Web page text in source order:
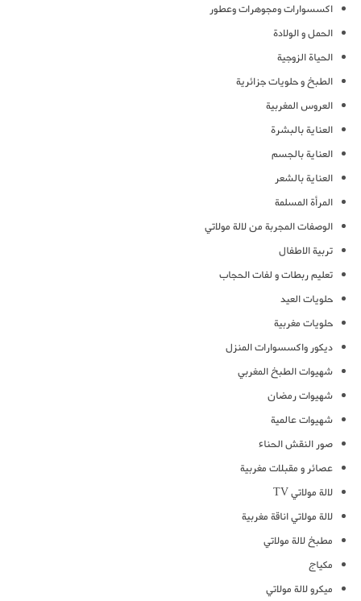
اكسسوارات ومجوهرات وعطور
الحمل و الولادة
الحياة الزوجية
الطبخ و حلويات جزائرية
العروس المغربية
العناية بالبشرة
العناية بالجسم
العناية بالشعر
المرأة المسلمة
الوصفات المجربة من لالة مولاتي
تربية الاطفال
تعليم ربطات و لفات الحجاب
حلويات العيد
حلويات مغربية
ديكور واكسسوارات المنزل
شهيوات الطبخ المغربي
شهيوات رمضان
شهيوات عالمية
صور النقش الحناء
عصائر و مقبلات مغربية
لالة مولاتي TV
لالة مولاتي اناقة مغربية
مطبخ لالة مولاتي
مكياج
ميكرو لالة مولاتي